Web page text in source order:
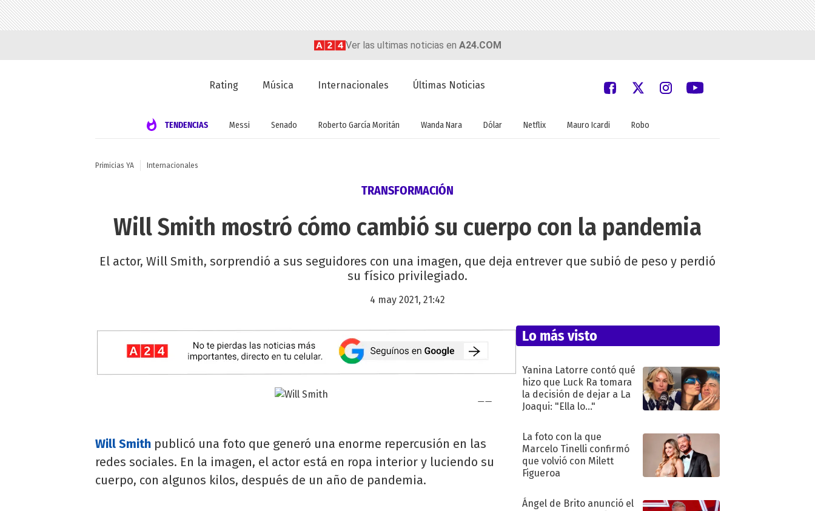
Ver las ultimas noticias en A24.COM
Rating Música Internacionales Últimas Noticias
TENDENCIAS Messi Senado Roberto García Moritán Wanda Nara Dólar Netflix Mauro Icardi Robo
Primicias YA Internacionales
TRANSFORMACIÓN
Will Smith mostró cómo cambió su cuerpo con la pandemia
El actor, Will Smith, sorprendió a sus seguidores con una imagen, que deja entrever que subió de peso y perdió
su físico privilegiado.
4 may 2021, 21:42
Will Smith publicó una foto que generó una enorme repercusión en las
redes sociales. En la imagen, el actor está en ropa interior y luciendo su
cuerpo, con algunos kilos, después de un año de pandemia.
Lo más visto
Yanina Latorre contó qué
hizo que Luck Ra tomara
la decisión de dejar a La
Joaqui: "Ella lo..."
La foto con la que
Marcelo Tinelli confirmó
que volvió con Milett
Figueroa
Ángel de Brito anunció el